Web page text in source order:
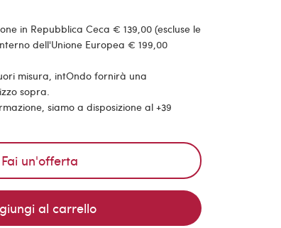
in Repubblica Ceca € 139,00 (escluse le
dell'Unione Europea € 199,00
misura, intOndo fornirà una
sopra.
siamo a disposizione al +39
Fai un'offerta
al carrello